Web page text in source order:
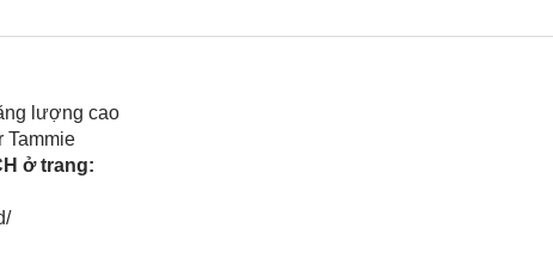
lượng cao
Tammie
ở trang: